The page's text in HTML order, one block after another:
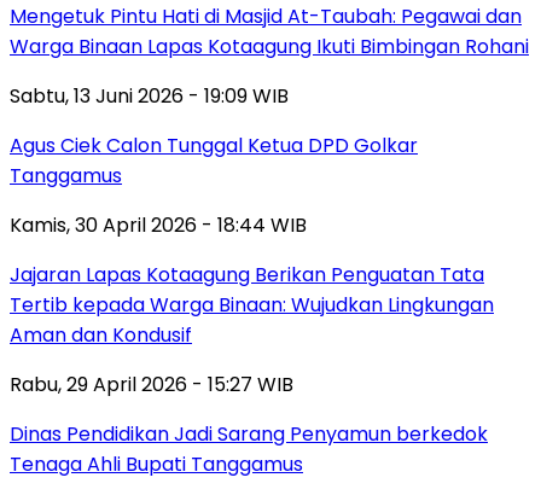
Mengetuk Pintu Hati di Masjid At-Taubah: Pegawai dan
Warga Binaan Lapas Kotaagung Ikuti Bimbingan Rohani
Sabtu, 13 Juni 2026 - 19:09 WIB
Agus Ciek Calon Tunggal Ketua DPD Golkar
Tanggamus
Kamis, 30 April 2026 - 18:44 WIB
Jajaran Lapas Kotaagung Berikan Penguatan Tata
Tertib kepada Warga Binaan: Wujudkan Lingkungan
Aman dan Kondusif
Rabu, 29 April 2026 - 15:27 WIB
Dinas Pendidikan Jadi Sarang Penyamun berkedok
Tenaga Ahli Bupati Tanggamus